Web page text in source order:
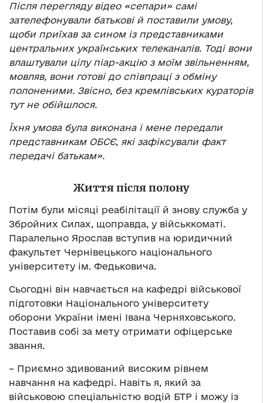
Після перегляду відео «сепари» самі
зателефонували батькові й поставили умову,
щоби приїхав за сином із представниками
центральних українських телеканалів. Тоді вони
влаштували цілу піар-акцію з моїм звільненням,
мовляв, вони готові до співпраці з обміну
полоненими. Звісно, без кремлівських кураторів
тут не обійшлося.
Їхня умова була виконана і мене передали
представникам ОБСЄ, які зафіксували факт
передачі батькам».
Життя після полону
Потім були місяці реабілітації й знову служба у
Збройних Силах, щоправда, у військкоматі.
Паралельно Ярослав вступив на юридичний
факультет Чернівецького національного
університету ім. Федьковича.
Сьогодні він навчається на кафедрі військової
підготовки Національного університету
оборони України імені Івана Черняховського.
Поставив собі за мету отримати офіцерське
звання.
– Приємно здивований високим рівнем
навчання на кафедрі. Навіть я, який за
військовою спеціальністю водій БТР і можу із